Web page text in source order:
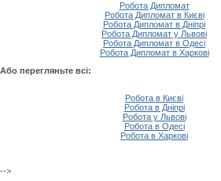
Робота Дипломат
Робота Дипломат в Києві
Робота Дипломат в Дніпрі
Робота Дипломат у Львові
Робота Дипломат в Одесі
Робота Дипломат в Харкові
Або перегляньте всі:
Робота в Києві
Робота в Дніпрі
Робота у Львові
Робота в Одесі
Робота в Харкові
-->